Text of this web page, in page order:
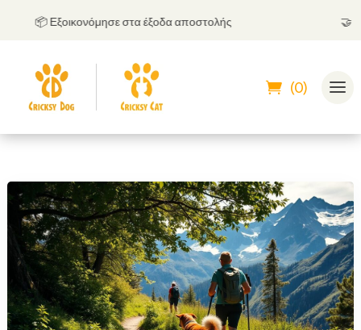
📦 Εξοικονόμησε στα έξοδα αποστολής
(0)